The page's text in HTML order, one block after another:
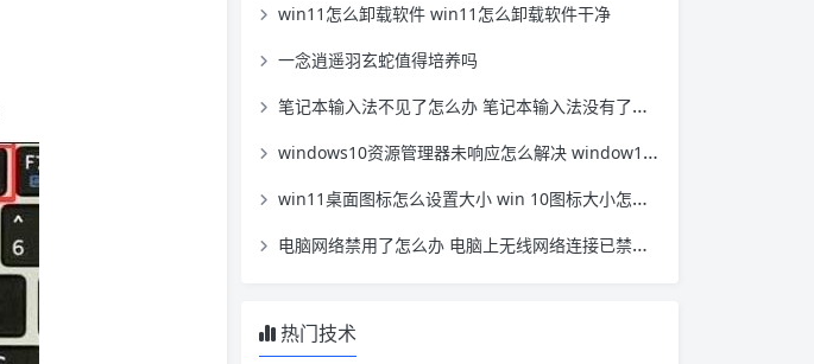
win11怎么卸载软件 win11怎么卸载软件干净
一念逍遥羽玄蛇值得培养吗
笔记本输入法不见了怎么办 笔记本输入法没有了怎么办
windows10资源管理器未响应怎么解决 window10资源管理器无响应
win11桌面图标怎么设置大小 win 10图标大小怎么设置
电脑网络禁用了怎么办 电脑上无线网络连接已禁用怎么办
热门技术